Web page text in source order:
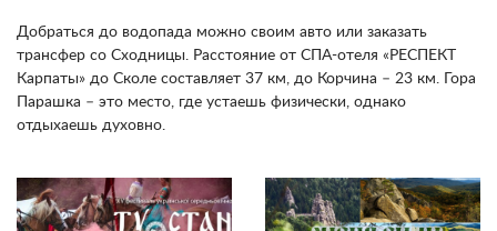
Добраться до водопада можно своим авто или заказать
трансфер со Сходницы. Расстояние от СПА-отеля «РЕСПЕКТ
Карпаты» до Сколе составляет 37 км, до Корчина – 23 км. Гора
Парашка – это место, где устаешь физически, однако
отдыхаешь духовно.